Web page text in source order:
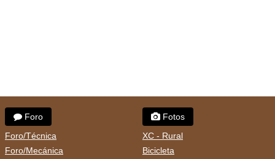
Foro
Foro/Técnica
Foro/Mecánica
Fotos
XC - Rural
Bicicleta